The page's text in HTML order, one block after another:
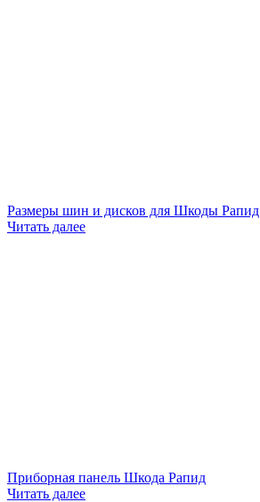
Размеры шин и дисков для Шкоды Рапид
Читать далее
Приборная панель Шкода Рапид
Читать далее